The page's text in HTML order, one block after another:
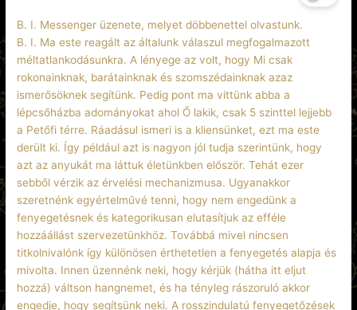
B. I. Messenger üzenete, melyet döbbenettel olvastunk.
B. I. Ma este reagált az általunk válaszul megfogalmazott
méltatlankodásunkra. A lényege az volt, hogy Mi csak
rokonainknak, barátainknak és szomszédainknak azaz
ismerősöknek segítünk. Pedig pont ma vittünk abba a
lépcsőházba adományokat ahol Ő lakik, csak 5 szinttel lejjebb
a Petőfi térre. Ráadásul ismeri is a kliensünket, ezt ma este
derült ki. Így például azt is nagyon jól tudja szerintünk, hogy
azt az anyukát ma láttuk életünkben először. Tehát ezer
sebből vérzik az érvelési mechanizmusa. Ugyanakkor
szeretnénk egyértelművé tenni, hogy nem engedünk a
fenyegetésnek és kategorikusan elutasítjuk az efféle
hozzáállást szervezetünkhöz. Továbbá mivel nincsen
titkolnivalónk így különösen érthetetlen a fenyegetés alapja és
mivolta. Innen üzennénk neki, hogy kérjük (hátha itt eljut
hozzá) váltson hangnemet, és ha tényleg rászoruló akkor
engedje, hogy segítsünk neki. A rosszindulatú fenyegetőzések